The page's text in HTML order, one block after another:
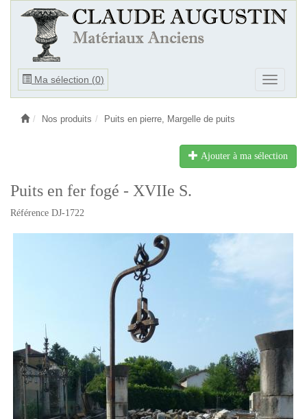
Ma sélection (0)
Ouvrir
Ouvrir
le
Nos produits Puits en pierre, Margelle de puits
Ajouter à ma sélection
Puits en fer fogé - XVIIe S.
Référence DJ-1722